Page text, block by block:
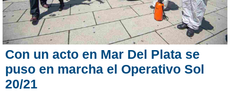
Con un acto en Mar Del Plata se
puso en marcha el Operativo Sol
20/21